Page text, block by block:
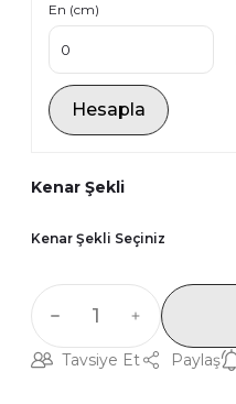
En (cm)
Hesapla
Kenar Şekli
Kenar Şekli Seçiniz
Tavsiye Et Paylaş